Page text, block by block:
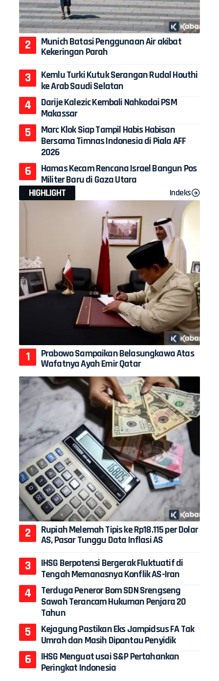
Munich Batasi Penggunaan Air akibat
Kekeringan Parah
Kemlu Turki Kutuk Serangan Rudal Houthi
ke Arab Saudi Selatan
Darije Kalezic Kembali Nahkodai PSM
Makassar
Marc Klok Siap Tampil Habis Habisan
Bersama Timnas Indonesia di Piala AFF
2026
Hamas Kecam Rencana Israel Bangun Pos
Militer Baru di Gaza Utara
HIGHLIGHT
Indeks
Prabowo Sampaikan Belasungkawa Atas
Wafatnya Ayah Emir Qatar
Rupiah Melemah Tipis ke Rp18.115 per Dolar
AS, Pasar Tunggu Data Inflasi AS
IHSG Berpotensi Bergerak Fluktuatif di
Tengah Memanasnya Konflik AS-Iran
Terduga Peneror Bom SDN Srengseng
Sawah Terancam Hukuman Penjara 20
Tahun
Kejagung Pastikan Eks Jampidsus FA Tak
Umrah dan Masih Dipantau Penyidik
IHSG Menguat usai S&P Pertahankan
Peringkat Indonesia